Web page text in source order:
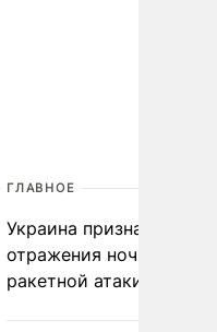
ГЛАВНОЕ
Украина признала
отражения ночной
ракетной атаки